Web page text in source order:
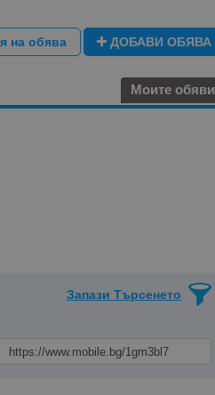
на обява ДОБАВИ ОБЯВА
Моите обяви
Запази Търсенето